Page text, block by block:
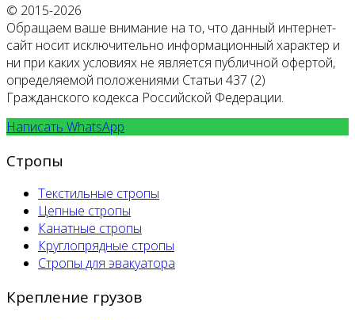
© 2015-2026
Обращаем ваше внимание на то, что данный интернет-
сайт носит исключительно информационный характер и
ни при каких условиях не является публичной офертой,
определяемой положениями Статьи 437 (2)
Гражданского кодекса Российской Федерации.
Написать WhatsApp
Стропы
Текстильные стропы
Цепные стропы
Канатные стропы
Круглопрядные стропы
Стропы для эвакуатора
Крепление грузов